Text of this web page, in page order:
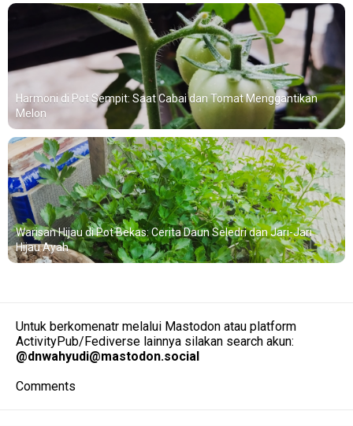
Harmoni di Pot Sempit: Saat Cabai dan Tomat Menggantikan
Melon
Warisan Hijau di Pot Bekas: Cerita Daun Seledri dan Jari-Jari
Hijau Ayah
Untuk berkomenatr melalui Mastodon atau platform
ActivityPub/Fediverse lainnya silakan search akun:
@dnwahyudi@mastodon.social
Comments